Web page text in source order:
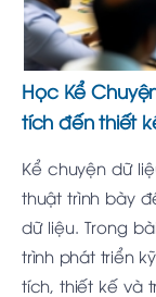
Học Kể
tích đến thiết
Kể chuyện dữ
thuật trình bày
dữ liệu. Trong
trình phát triển
tích, thiết kế và